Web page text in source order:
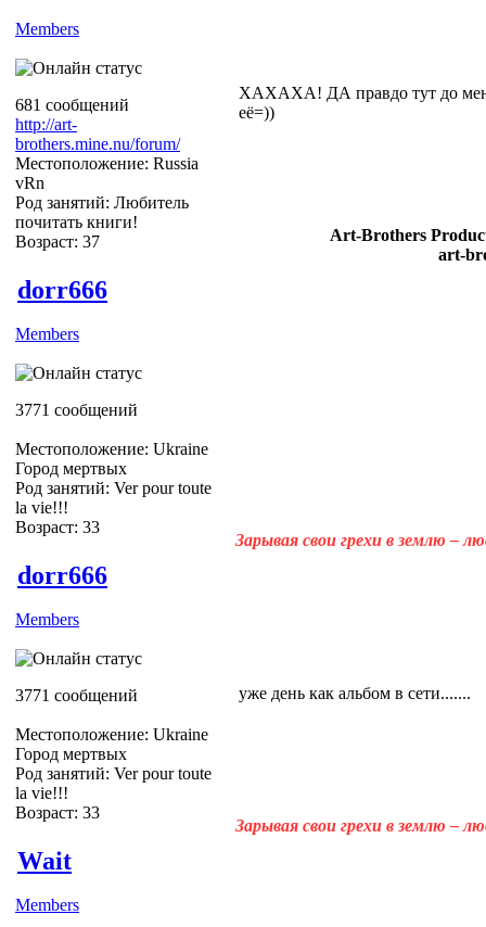
Members
681 сообщений
http://art-
brothers.mine.nu/forum/
Местоположение: Russia
vRn
Род занятий: Любитель
почитать книги!
Возраст: 37
ХАХАХА! ДА правдо тут до
её=))
Art-Brothers
art-
dorr666
Members
3771 сообщений
Местоположение: Ukraine
Город мертвых
Род занятий: Ver pour toute
la vie!!!
Возраст: 33
Зарывая свои грехи в землю –
dorr666
Members
3771 сообщений
Местоположение: Ukraine
Город мертвых
Род занятий: Ver pour toute
la vie!!!
Возраст: 33
уже день как альбом в сети.......
Зарывая свои грехи в землю –
Wait
Members